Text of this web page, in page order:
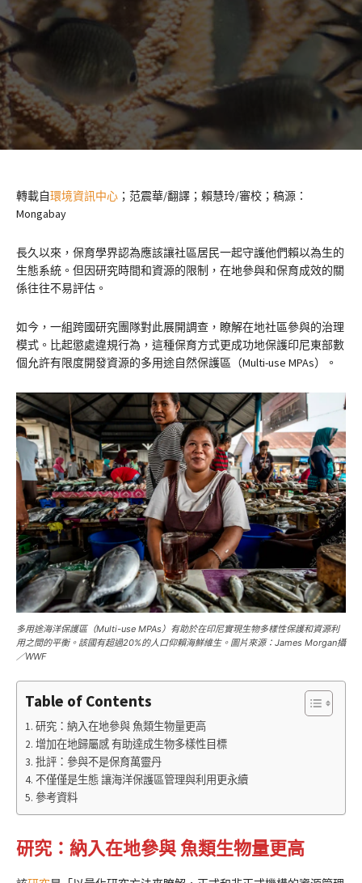
轉載自環境資訊中心 ；范震華/翻譯；賴慧玲/審校；稿源：
Mongabay
長久以來，保育學界認為應該讓社區居民一起守護他們賴以為生的
生態系統。但因研究時間和資源的限制，在地參與和保育成效的關
係往往不易評估。
如今，一組跨國研究團隊對此展開調查，瞭解在地社區參與的治理
模式。比起懲處違規行為，這種保育方式更成功地保護印尼東部數
個允許有限度開發資源的多用途自然保護區（Multi-use MPAs）。
多用途海洋保護區（Multi-use MPAs）有助於在印尼實現生物多樣性保護和資源利
用之間的平衡。該國有超過20%的人口仰賴海鮮維生。圖片來源：James Morgan攝
／WWF
Table of Contents
研究：納入在地參與 魚類生物量更高
增加在地歸屬感 有助達成生物多樣性目標
批評：參與不是保育萬靈丹
不僅僅是生態 讓海洋保護區管理與利用更永續
參考資料
研究：納入在地參與 魚類生物量更高